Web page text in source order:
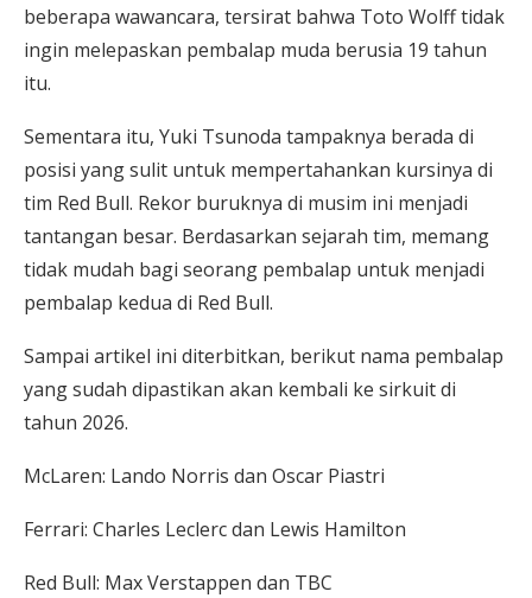
beberapa wawancara, tersirat bahwa Toto Wolff tidak
ingin melepaskan pembalap muda berusia 19 tahun
itu.
Sementara itu, Yuki Tsunoda tampaknya berada di
posisi yang sulit untuk mempertahankan kursinya di
tim Red Bull. Rekor buruknya di musim ini menjadi
tantangan besar. Berdasarkan sejarah tim, memang
tidak mudah bagi seorang pembalap untuk menjadi
pembalap kedua di Red Bull.
Sampai artikel ini diterbitkan, berikut nama pembalap
yang sudah dipastikan akan kembali ke sirkuit di
tahun 2026.
McLaren: Lando Norris dan Oscar Piastri
Ferrari: Charles Leclerc dan Lewis Hamilton
Red Bull: Max Verstappen dan TBC